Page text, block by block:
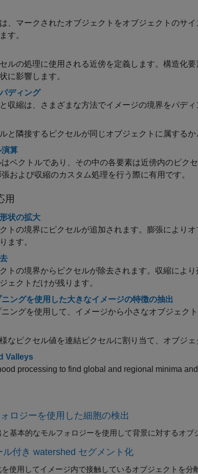
、マークされたオブジェクトをオブジェクトのサ
す。
ルの処理に使用される近傍を定義します。構造化
に影響します。
ディング
収縮は、さまざまな方法でイメージの境界をパディ
と隣接するピクセルが同じオブジェクトに属するか
演算
ベクトルであり、その中の各要素は近傍内のピク
および収縮のカスタム処理を行う際に有用です。
用
状の拡大
トの境界にピクセルが追加されます。膨張により
ます。
トの境界からピクセルが除去されます。収縮によ
ェクトだけが残ります。
ングを使用した大きなイメージの特徴の抽出
ングを使用して、イメージから小さなオブジェクト
なピクセル値を連結ピクセルに割り当て、オブジェ
Valleys
processing to find global and regional minima
ロジーを使用した細胞の検出
基本的なモルフォロジーを使用して背景に対するオブ
付き watershed セグメント化
使用してイメージ内で接触しているオブジェクトを分